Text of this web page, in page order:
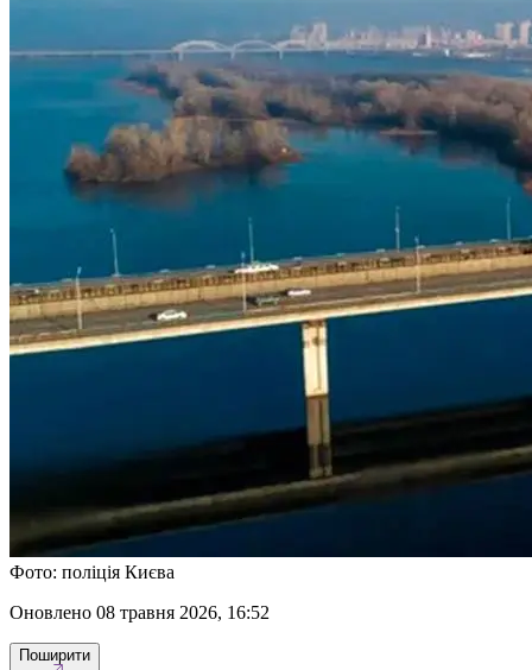
Фото: поліція Києва
оновлено 08 травня 2026, 16:52
Поширити